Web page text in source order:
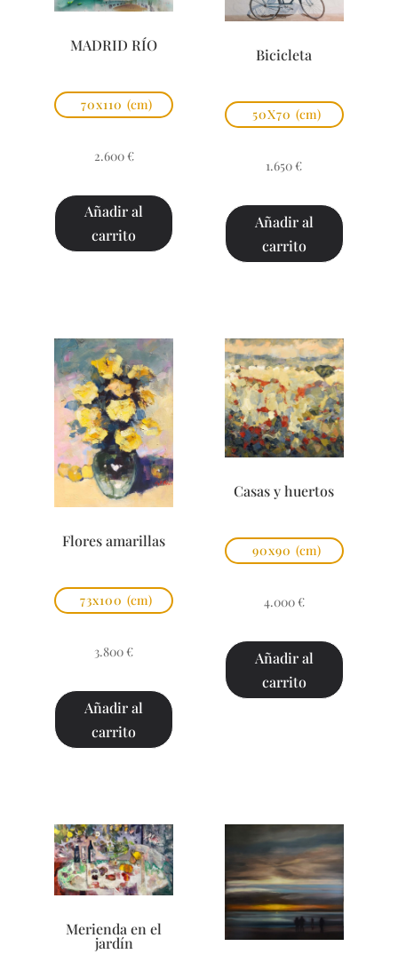
MADRID RÍO
70x110 (cm)
2.600 €
Añadir al
carrito
Bicicleta
50X70 (cm)
1.650 €
Añadir al
carrito
Flores amarillas
73x100 (cm)
3.800 €
Añadir al
carrito
Casas y huertos
90x90 (cm)
4.000 €
Añadir al
carrito
Merienda en el
jardín